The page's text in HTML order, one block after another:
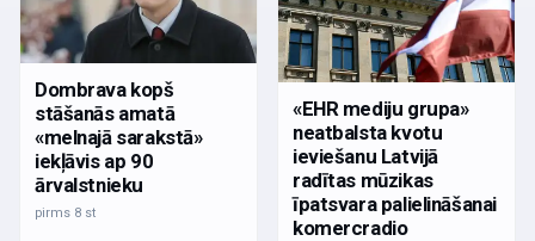
Dombrava kopš
stāšanās amatā
«melnajā sarakstā»
iekļāvis ap 90
ārvalstnieku
pirms 8 st
«EHR mediju grupa»
neatbalsta kvotu
ieviešanu Latvijā
radītas mūzikas
īpatsvara palielināšanai
komercradio